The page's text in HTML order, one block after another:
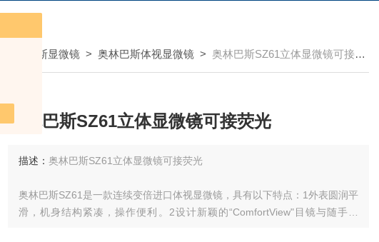
奥林巴斯显微镜 >奥林巴斯体视显微镜 >奥林巴斯SZ61立体显微镜可接荧光
奥林巴斯SZ61立体显微镜可接荧光
描述： 奥林巴斯SZ61立体显微镜可接荧光
奥林巴斯SZ61是一款连续变倍进口体视显微镜，具有以下特点：1外表圆润平
滑，机身结构紧凑，操作便利。2设计新颖的“ComfortView"目镜与随手可